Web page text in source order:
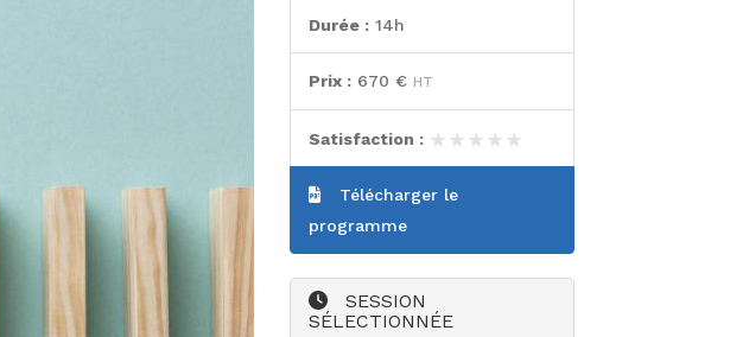
Durée : 14h
Prix : 670 € HT
Satisfaction : ★★★★★
★★★★★
Télécharger le
programme
SESSION
SÉLECTIONNÉE